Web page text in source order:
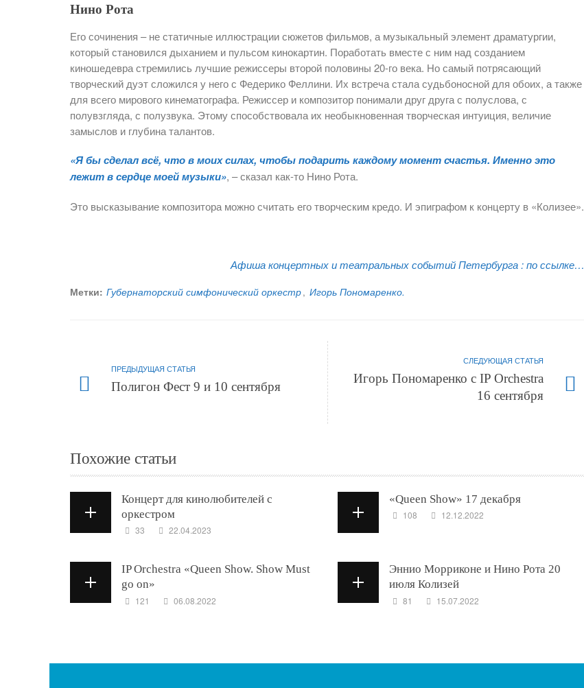
Нино Рота
Его сочинения – не статичные иллюстрации сюжетов фильмов, а музыкальный элемент драматургии,
который становился дыханием и пульсом кинокартин. Поработать вместе с ним над созданием
киношедевра стремились лучшие режиссеры второй половины 20-го века. Но самый потрясающий
творческий дуэт сложился у него с Федерико Феллини. Их встреча стала судьбоносной для обоих, а также
для всего мирового кинематографа. Режиссер и композитор понимали друг друга с полуслова, с
полувзгляда, с полузвука. Этому способствовала их необыкновенная творческая интуиция, величие
замыслов и глубина талантов.
«Я бы сделал всё, что в моих силах, чтобы подарить каждому момент счастья. Именно это
лежит в сердце моей музыки», – сказал как-то Нино Рота.
Это высказывание композитора можно считать его творческим кредо. И эпиграфом к концерту в «Колизее».
Афиша концертных и театральных событий Петербурга :по ссылке…
Метки: Губернаторский симфонический оркестр, Игорь Пономаренко.
ПРЕДЫДУЩАЯ СТАТЬЯ
Полигон Фест 9 и 10 сентября
СЛЕДУЮЩАЯ СТАТЬЯ
Игорь Пономаренко с IP Orchestra
16 сентября
Похожие статьи
Концерт для кинолюбителей с
оркестром
33 22.04.2023
«Queen Show» 17 декабря
108 12.12.2022
IP Orchestra «Queen Show. Show Must
go on»
121 06.08.2022
Эннио Морриконе и Нино Рота 20
июля Колизей
81 15.07.2022